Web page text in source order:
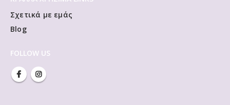
Σχετικά με εμάς
Blog
FOLLOW US